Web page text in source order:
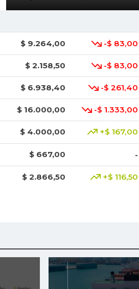
$ 9.264,00 -$ 83,00
$ 2.158,50 -$ 83,00
$ 6.938,40 -$ 261,40
$ 16.000,00 -$ 1.333,00
$ 4.000,00 +$ 167,00
$ 667,00 -
$ 2.866,50 +$ 116,50
$ 4.675,00 -$ 25,00